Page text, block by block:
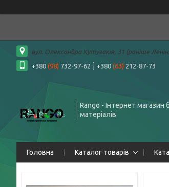
вул. Олександра Кутузакія, 31 (раніше
+380 (98) 732-97-62 +380 (63) 212-87-73
Rango - Інтернет магазин
матеріалів
Головна Каталог товарів